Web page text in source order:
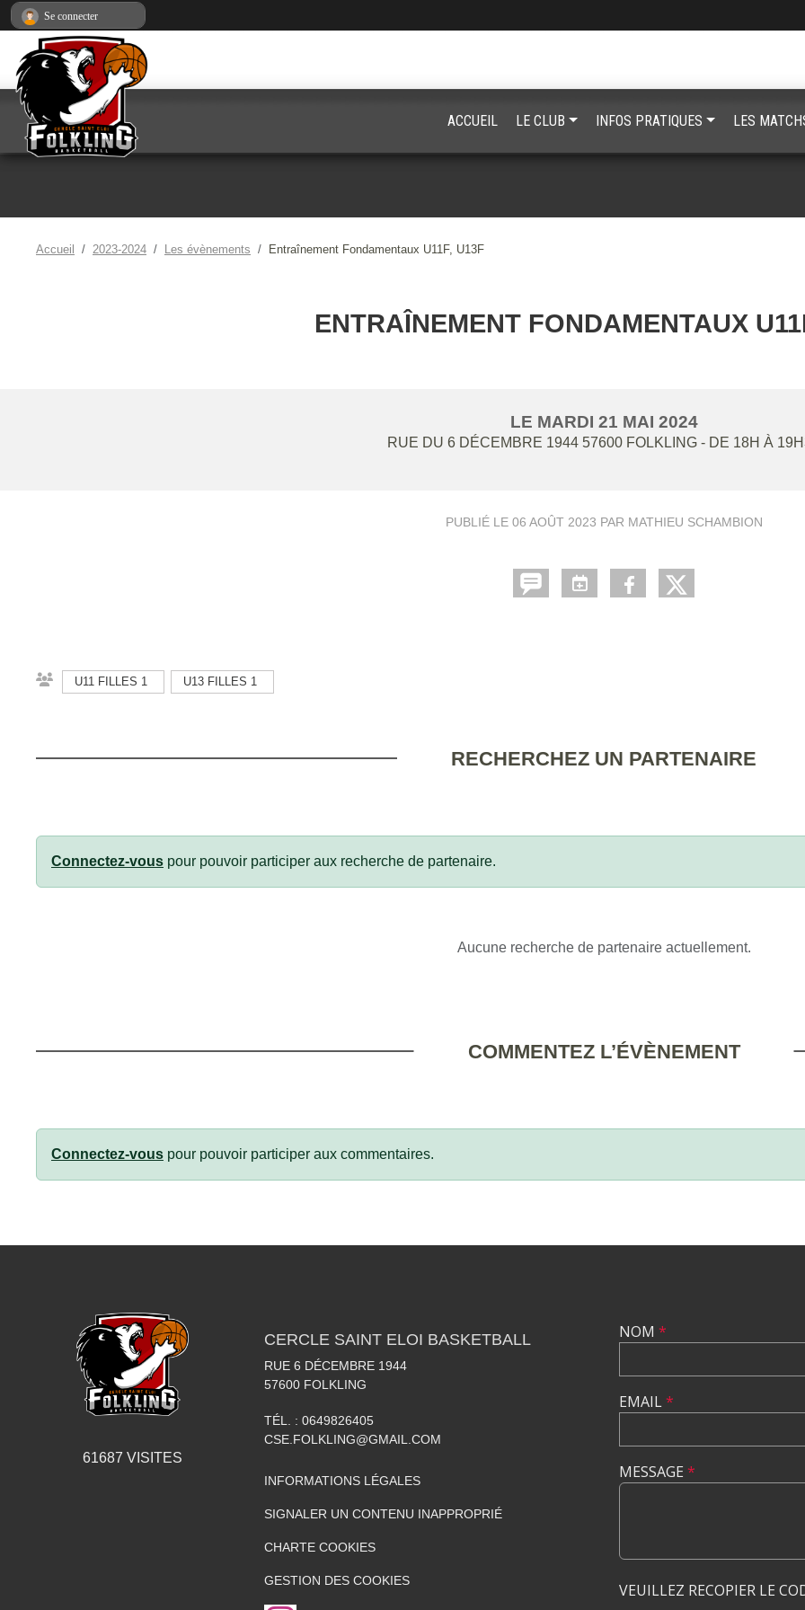
Accueil 2023-2024 Les évènements Entraînement Fondamentaux U11F, U13F
ENTRAÎNEMENT FONDAMENTAUX
LE MARDI 21 MAI 2024
RUE DU 6 DÉCEMBRE 1944 57600 FOLKLING - DE 18H À
PUBLIÉ LE 06 AOÛT 2023 PAR MATHIEU SCHAMBION
U11 FILLES 1 U13 FILLES 1
RECHERCHEZ UN PARTENAIRE
Connectez-vous pour pouvoir participer aux recherche de partenaire.
Aucune recherche de partenaire actuellement.
COMMENTEZ L’ÉVÈNEMENT
Connectez-vous pour pouvoir participer aux commentaires.
ACCUEIL LE CLUB INFOS PRATIQUES LES
61687 VISITES
CERCLE SAINT ELOI BASKETBALL
RUE 6 DÉCEMBRE 1944
57600 FOLKLING
TÉL. : 0649826405
CSE.FOLKLING@GMAIL.COM
INFORMATIONS LÉGALES
SIGNALER UN CONTENU INAPPROPRIÉ
CHARTE COOKIES
GESTION DES COOKIES
NOM *
EMAIL*
MESSAGE *
VEUILLEZ RECOPIER LE
Se connecter
Panneau de gestion des cookies